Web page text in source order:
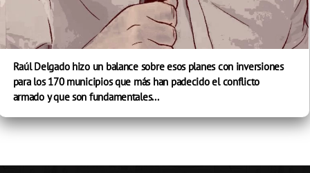
Raúl Delgado hizo un balance sobre esos planes con inversiones
para los 170 municipios que más han padecido el conflicto
armado y que son fundamentales...